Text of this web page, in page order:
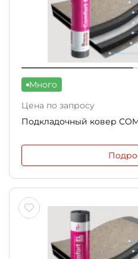
Много
Цена по запросу
Подкладочный ковер